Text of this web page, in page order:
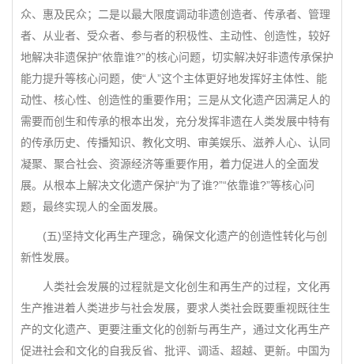
众、惠及民众；二是以最大限度调动非遗创造者、传承者、管理
者、从业者、受众者、参与者的积极性、主动性、创造性，较好
地解决非遗保护“依靠谁?”的核心问题，切实解决好非遗传承保护
能力提升等核心问题，使“人”这个主体更好地发挥好主体性、能
动性、核心性、创造性的重要作用；三是从文化遗产因满足人的
需要而创生和传承的根本出发，充分发挥非遗在人类发展中特有
的传承历史、传播知识、教化文明、审美娱乐、滋养人心、认同
凝聚、聚合社会、资源经济等重要作用，着力促进人的全面发
展。从根本上解决文化遗产保护“为了谁?”“依靠谁?”等核心问
题，最终实现人的全面发展。
(五)坚持文化再生产理念，确保文化遗产的创造性转化与创
新性发展。
人类社会发展的过程就是文化创生和再生产的过程，文化再
生产推进着人类进步与社会发展，要求人类社会既要重视既往生
产的文化遗产、更要注重文化的创新与再生产，通过文化再生产
促进社会和文化的自我反省、批评、调适、超越、更新。中国为